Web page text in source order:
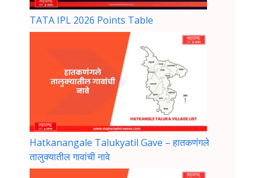
TATA IPL 2026 Points Table
Hatkanangale Talukyatil Gave – हातकणंगले
तालुक्यातील गावांची नावे